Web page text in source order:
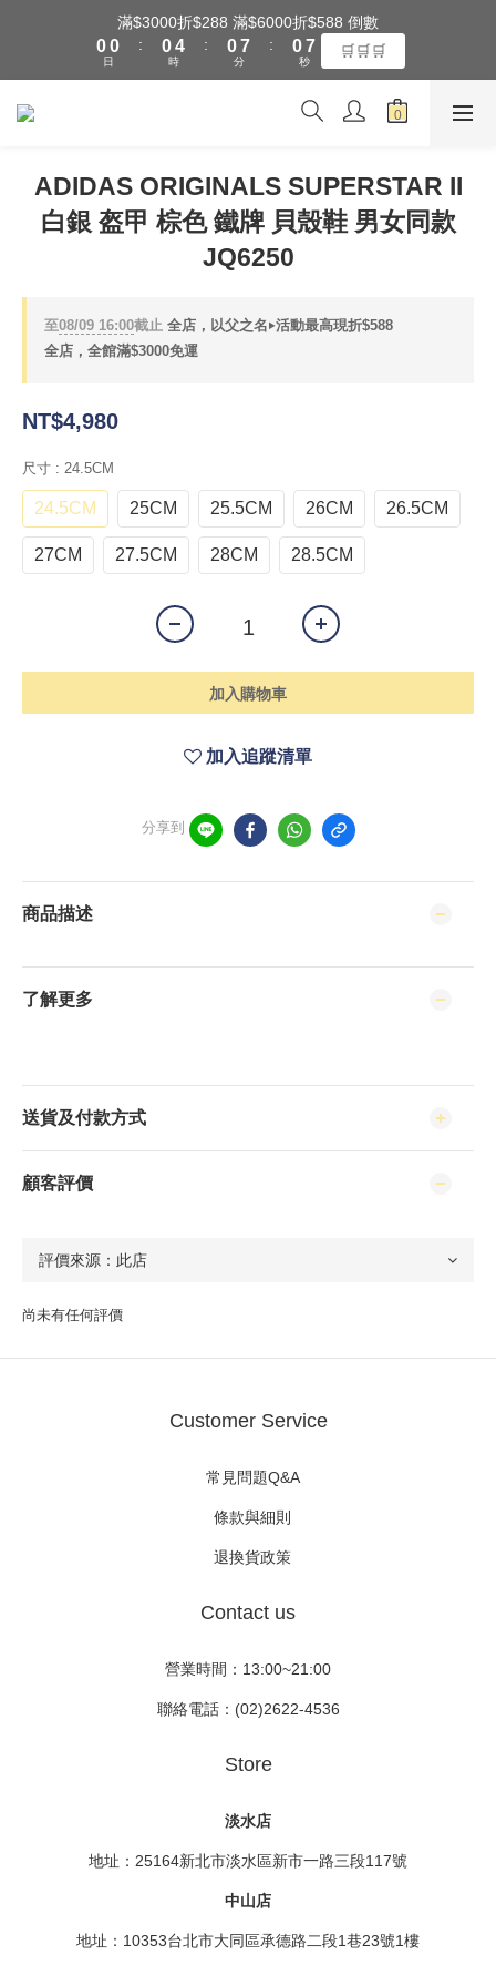
全館滿$3000享『超商』免運費
滿$3000折$288 滿$6000折$588 倒數
0
1
0
日
:
1
0
5
4
3
時
:
1
0
8
7
6
1
0
分
:
1
0
8
7
6
4
1
0
秒
🛒🛒🛒
全館滿$3000享『超商』免運費
ADIDAS ORIGINALS SUPERSTAR II
白銀 盔甲 棕色 鐵牌 貝殼鞋 男女同款
JQ6250
至08/09 16:00截止 全店，以父之名‣活動最高現折$588
全店，全館滿$3000免運
NT$4,980
尺寸 : 24.5CM
24.5CM 25CM 25.5CM 26CM 26.5CM
27CM 27.5CM 28CM 28.5CM
加入購物車
加入追蹤清單
分享到
商品描述
了解更多
送貨及付款方式
顧客評價
尚未有任何評價
Customer Service
常見問題Q&A
條款與細則
退換貨政策
Contact us
營業時間：13:00~21:00
聯絡電話：(02)2622-4536
Store
淡水店
地址：25164新北市淡水區新市一路三段117號
中山店
地址：10353台北市大同區承德路二段1巷23號1樓